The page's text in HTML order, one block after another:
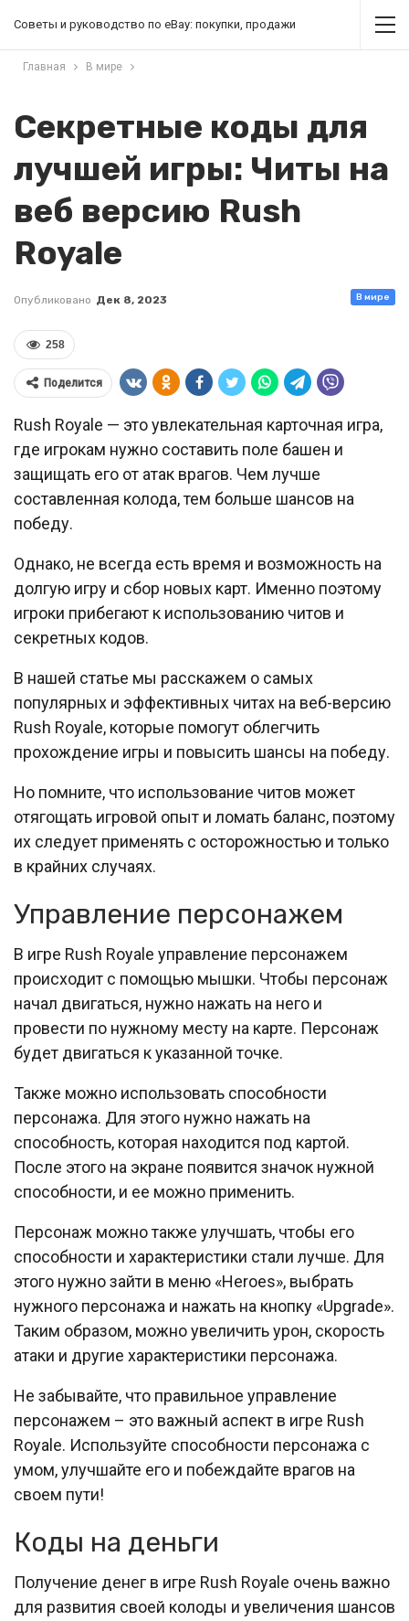
Советы и руководство по eBay: покупки, продажи
Главная В мире
Секретные коды для
лучшей игры: Читы на
веб версию Rush
Royale
В мире
Опубликовано Дек 8, 2023
258
Поделится
Rush Royale — это увлекательная карточная игра,
где игрокам нужно составить поле башен и
защищать его от атак врагов. Чем лучше
составленная колода, тем больше шансов на
победу.
Однако, не всегда есть время и возможность на
долгую игру и сбор новых карт. Именно поэтому
игроки прибегают к использованию читов и
секретных кодов.
В нашей статье мы расскажем о самых
популярных и эффективных читах на веб-версию
Rush Royale, которые помогут облегчить
прохождение игры и повысить шансы на победу.
Но помните, что использование читов может
отягощать игровой опыт и ломать баланс, поэтому
их следует применять с осторожностью и только
в крайних случаях.
Управление персонажем
В игре Rush Royale управление персонажем
происходит с помощью мышки. Чтобы персонаж
начал двигаться, нужно нажать на него и
провести по нужному месту на карте. Персонаж
будет двигаться к указанной точке.
Также можно использовать способности
персонажа. Для этого нужно нажать на
способность, которая находится под картой.
После этого на экране появится значок нужной
способности, и ее можно применить.
Персонаж можно также улучшать, чтобы его
способности и характеристики стали лучше. Для
этого нужно зайти в меню «Heroes», выбрать
нужного персонажа и нажать на кнопку «Upgrade».
Таким образом, можно увеличить урон, скорость
атаки и другие характеристики персонажа.
Не забывайте, что правильное управление
персонажем – это важный аспект в игре Rush
Royale. Используйте способности персонажа с
умом, улучшайте его и побеждайте врагов на
своем пути!
Коды на деньги
Получение денег в игре Rush Royale очень важно
для развития своей колоды и увеличения шансов